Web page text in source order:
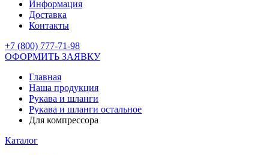
Информация
Доставка
Контакты
+7 (800) 777-71-98
ОФОРМИТЬ ЗАЯВКУ
Главная
Наша продукция
Рукава и шланги
Рукава и шланги остальное
Для компрессора
Каталог